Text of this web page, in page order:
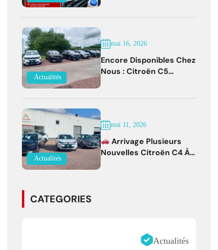
Actualités
mai 16, 2026
Encore Disponibles Chez
Nous : Citroën C5
Actualités
mai 11, 2026
Arrivage Plusieurs
Nouvelles Citroën C4 À
CATEGORIES
Actualités